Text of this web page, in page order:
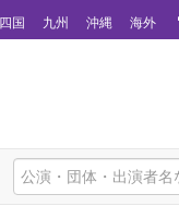
四国 九州 沖縄 海外